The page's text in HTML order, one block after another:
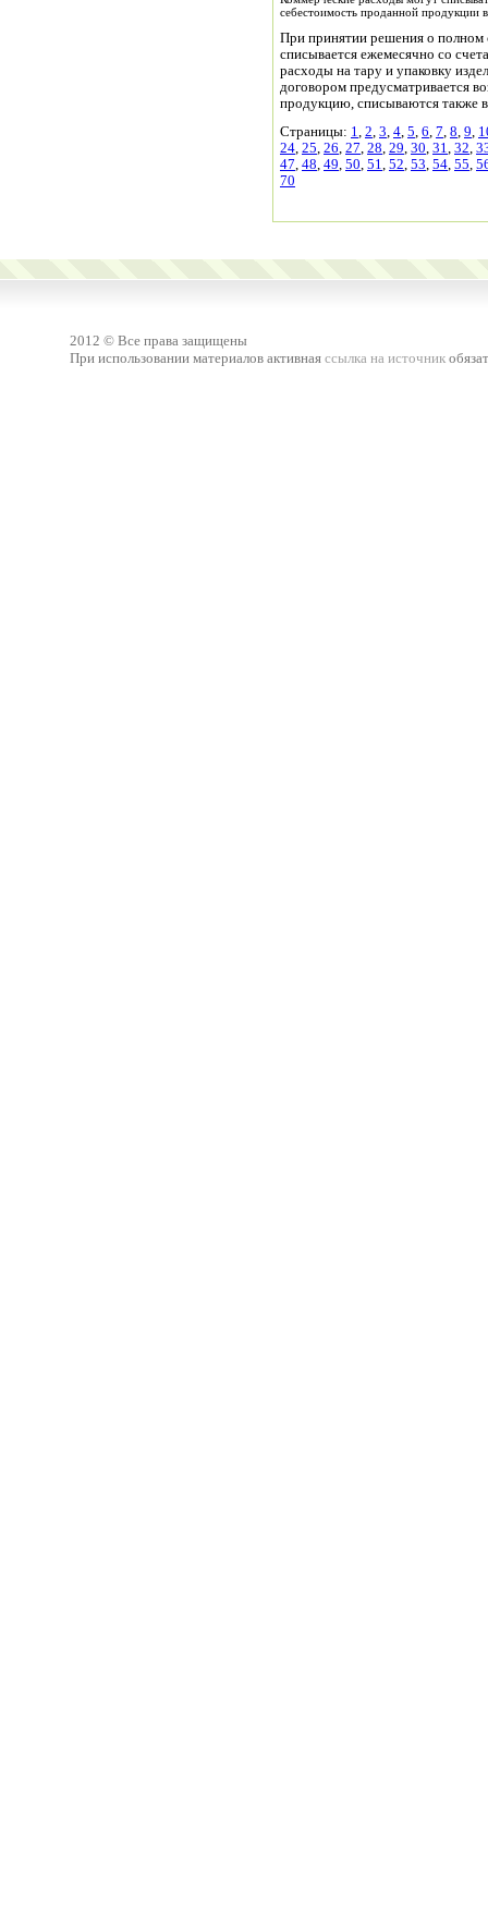
себестоимость проданной продукции
При принятии решения о
списывается ежемесячно со
расходы на тару и упаковку
договором предусматривается
продукцию, списываются также в
Страницы: 1, 2, 3, 4, 5, 6, 7, 8, 9,
24, 25, 26, 27, 28, 29, 30, 31, 32,
47, 48, 49, 50, 51, 52, 53, 54, 55,
70
2012 © Все права защищены
При использовании материалов активная ссылка на источник